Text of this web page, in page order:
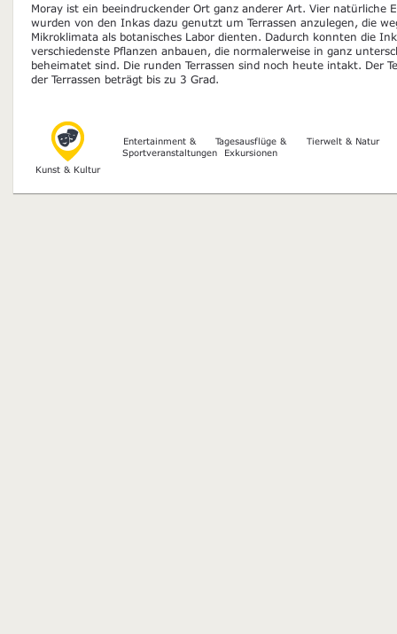
Moray ist ein beeindruckender Ort ganz anderer Art. Vier natürliche
wurden von den Inkas dazu genutzt um Terrassen anzulegen, die
Mikroklimata als botanisches Labor dienten. Dadurch konnten die
verschiedenste Pflanzen anbauen, die normalerweise in ganz
beheimatet sind. Die runden Terrassen sind noch heute intakt. Der
der Terrassen beträgt bis zu 3 Grad.
Kunst & Kultur
Entertainment &
Sportveranstaltungen
Tagesausflüge &
Exkursionen
Tierwelt & Natur